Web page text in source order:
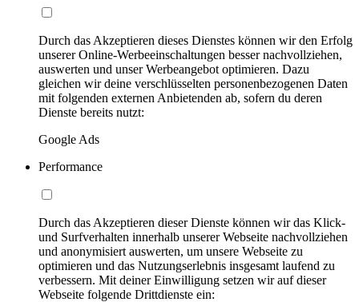
Durch das Akzeptieren dieses Dienstes können wir den Erfolg
unserer Online-Werbeeinschaltungen besser nachvollziehen,
auswerten und unser Werbeangebot optimieren. Dazu
gleichen wir deine verschlüsselten personenbezogenen Daten
mit folgenden externen Anbietenden ab, sofern du deren
Dienste bereits nutzt:
Google Ads
Performance
Durch das Akzeptieren dieser Dienste können wir das Klick-
und Surfverhalten innerhalb unserer Webseite nachvollziehen
und anonymisiert auswerten, um unsere Webseite zu
optimieren und das Nutzungserlebnis insgesamt laufend zu
verbessern. Mit deiner Einwilligung setzen wir auf dieser
Webseite folgende Drittdienste ein: